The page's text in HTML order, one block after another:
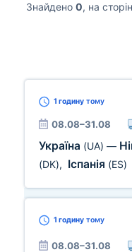
Знайдено 0, на
1 годину тому
08.08–31.08
Україна (UA) —
(DK), Іспанія (ES)
1 годину тому
08.08–31.08